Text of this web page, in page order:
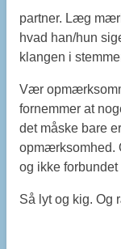
partner. Læg
hvad han/hun
klangen i
Vær
fornemmer at
det måske bare
opmærksomhed.
og ikke
Så lyt og kig.